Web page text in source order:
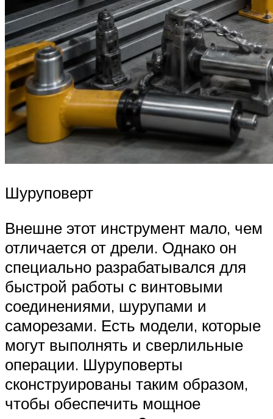
Шуруповерт
Внешне этот инструмент мало, чем
отличается от дрели. Однако он
специально разрабатывался для
быстрой работы с винтовыми
соединениями, шурупами и
саморезами. Есть модели, которые
могут выполнять и сверлильные
операции. Шуруповерты
сконструированы таким образом,
чтобы обеспечить мощное